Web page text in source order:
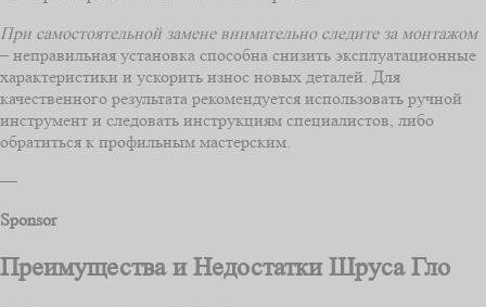
При самостоятельной замене внимательно следите за монтажом
– неправильная установка способна снизить эксплуатационные
характеристики и ускорить износ новых деталей. Для
качественного результата рекомендуется использовать ручной
инструмент и следовать инструкциям специалистов, либо
обратиться к профильным мастерским.
—
Sponsor
Преимущества и Недостатки Шруса Гло